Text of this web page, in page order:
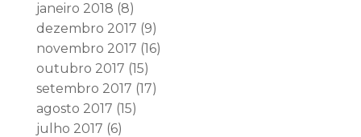
janeiro 2018 (8)
dezembro 2017 (9)
novembro 2017 (16)
outubro 2017 (15)
setembro 2017 (17)
agosto 2017 (15)
julho 2017 (6)